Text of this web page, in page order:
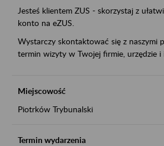
Jesteś klientem ZUS - skorzystaj z
konto na eZUS.
Wystarczy skontaktować się z naszymi
termin wizyty w Twojej firmie, urzędzie i
Miejscowość
Piotrków Trybunalski
Termin wydarzenia